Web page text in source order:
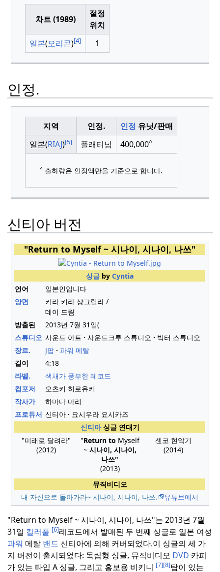
차트 (1989)
절정
위치
일본(오리콘)[4] 1
인정.
지역 인정. 인정 유닛/판매
일본(RIAJ)[5] 플래티넘 400,000^
^ 출하량은 인정액만을 기준으로 합니다.
신티아 버전
"Return to Myself ~ 시나이, 시나이, 나쓰"
싱글by Cyntia
언어
일본인입니다
양면
키라 키라 샹그릴라 /
데이 드림
방출된
2013년 7월 31일(
스튜디오 사운드 아트 사운드크루 스튜디오
빅터 스튜디오
장르.
J팝
파워 메탈
길이
4:18
라벨.
색채가 풍부한 레코드
컴포저
오츠키 히로유키
작사가
하마다 마리
프로듀서 신티아
요시우라 요시카즈
신티아싱글 연대기
"미래로 달려라"
(2012)
"Return to Myself
~ 시나이, 시나이,
나쓰"
(2013)
센코 현악기
(2014)
뮤직비디오
내 자신으로 돌아가라~ 시나이, 시나이, 나쓰.
유튜브에서
"Return to Myself ~ 시나이, 시나이, 나쓰"는 2013년 7월
31일 컬러풀 [6]레코드에서 발매된 두 번째 싱글로 일본 여성
파워 메탈 밴드 신티아에 의해 커버되었다.이 싱글의 세 가
지 버전이 출시되었다: 독립형 싱글, 뮤직비디오 DVD 카피
가 있는 타입 A 싱글, 그리고 홍보용 비키니 [7][8]탑이 있는